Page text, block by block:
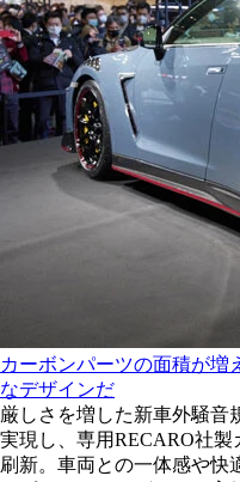
カーボンパーツの面積が増
なデザインだ
厳しさを増した新車外騒音
実現し、専用RECARO社
刷新。車両との一体感や快